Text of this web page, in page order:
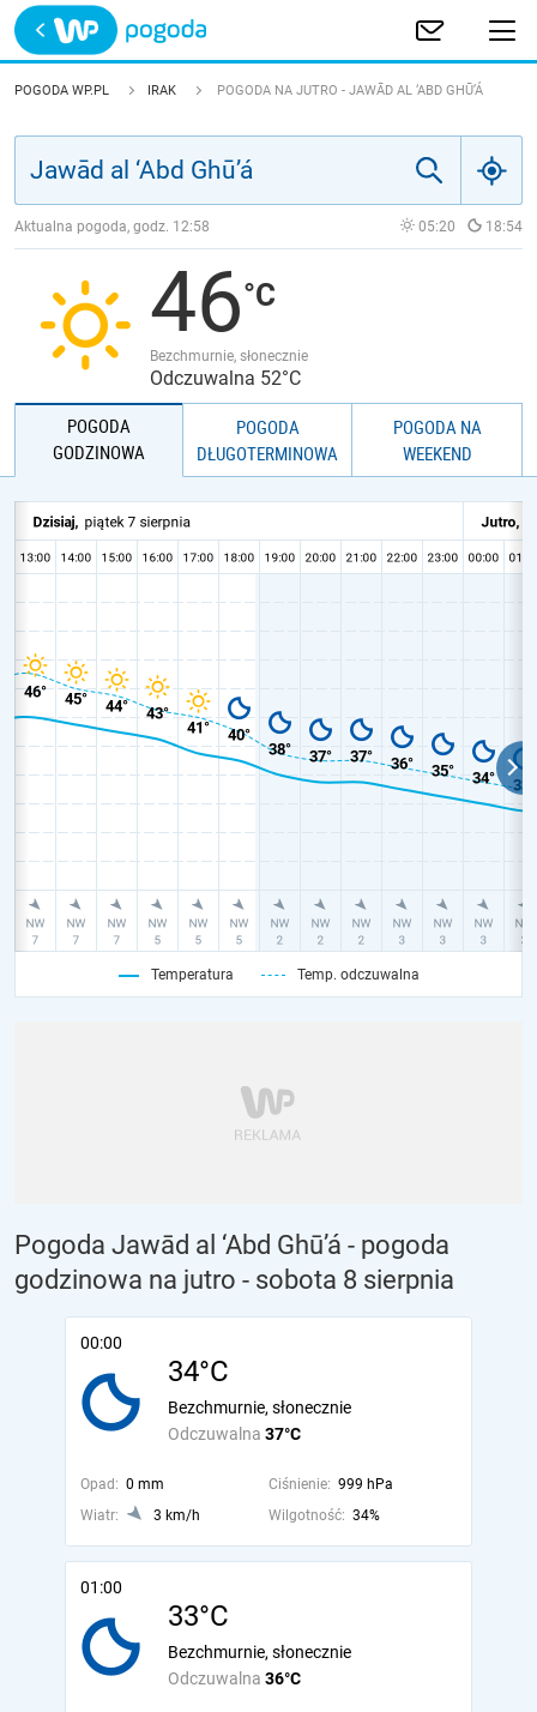
Trwa ładowanie
POLSKA
POGODA WP.PL IRAK POGODA NA JUTRO - JAWĀD AL ‘ABD GHŪ’Á
Aktualna pogoda, godz. 12:58 05:20 18:54
46
Bezchmurnie, słonecznie
Odczuwalna 52°C
POGODA
GODZINOWA
POGODA
DŁUGOTERMINOWA
POGODA NA
WEEKEND
Temperatura Temp. odczuwalna
Pogoda Jawād al ‘Abd Ghū’á - pogoda
godzinowa na jutro - sobota 8 sierpnia
00:00
34°C
Odczuwalna 37°C
Bezchmurnie, słonecznie
Opad: 0 mm Ciśnienie: 999 hPa
Wiatr:
3 km/h Wilgotność: 34%
01:00
33°C
Odczuwalna 36°C
Bezchmurnie, słonecznie